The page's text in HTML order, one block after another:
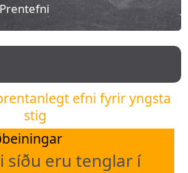
Prentefni
efni fyrir yngsta
stig
síðu eru tenglar í